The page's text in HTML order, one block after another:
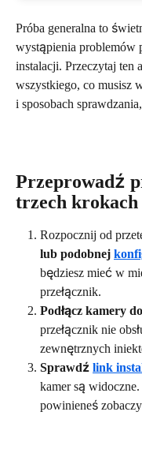
Próba generalna to
wystąpienia problemów
instalacji. Przeczytaj ten
wszystkiego, co musisz
i sposobach
Przeprowadź
trzech krokach
Rozpocznij od
lub podobnej
będziesz mieć w
przełącznik.
Podłącz kamery
przełącznik nie
zewnętrznych
Sprawdź link
kamer są widoczne.
powinieneś